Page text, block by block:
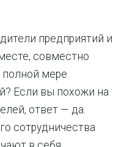
предприятий и
совместно
полной мере
Если вы похожи на
ответ — да.
сотрудничества